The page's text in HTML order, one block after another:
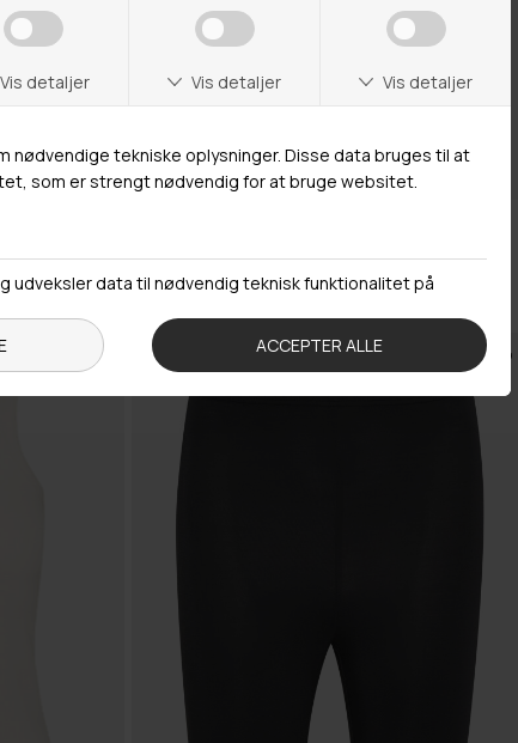
800,00 DKK
XS S
RIFAGZ PUFF BLOUSE NOOS 600,00 DKK
SALE -25% BASIC